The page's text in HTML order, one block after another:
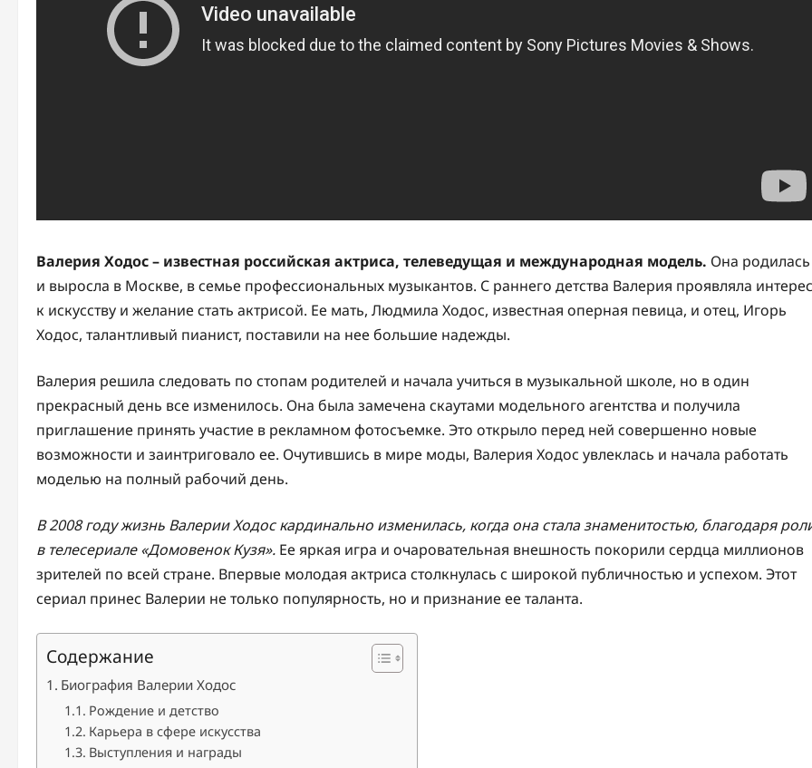
Валерия Ходос – известная российская актриса, телеведущая и международная модель. Она родилась
и выросла в Москве, в семье профессиональных музыкантов. С раннего детства Валерия проявляла интерес
к искусству и желание стать актрисой. Ее мать, Людмила Ходос, известная оперная певица, и отец, Игорь
Ходос, талантливый пианист, поставили на нее большие надежды.
Валерия решила следовать по стопам родителей и начала учиться в музыкальной школе, но в один
прекрасный день все изменилось. Она была замечена скаутами модельного агентства и получила
приглашение принять участие в рекламном фотосъемке. Это открыло перед ней совершенно новые
возможности и заинтриговало ее. Очутившись в мире моды, Валерия Ходос увлеклась и начала работать
моделью на полный рабочий день.
В 2008 году жизнь Валерии Ходос кардинально изменилась, когда она стала знаменитостью, благодаря
в телесериале «Домовенок Кузя». Ее яркая игра и очаровательная внешность покорили сердца миллионов
зрителей по всей стране. Впервые молодая актриса столкнулась с широкой публичностью и успехом. Этот
сериал принес Валерии не только популярность, но и признание ее таланта.
Содержание
Биография Валерии Ходос
Рождение и детство
Карьера в сфере искусства
Выступления и награды